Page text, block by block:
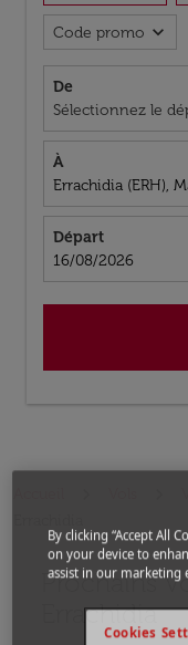
Code promo expand_more
De
Sélectionnez le
À
Errachidia (ERH),
Départ
fc-booking-
16/08/2026
Prochains
Errachidia
Aucun tarif
By clicking “Accept All
on your device to
assist in our marketing
Cookies